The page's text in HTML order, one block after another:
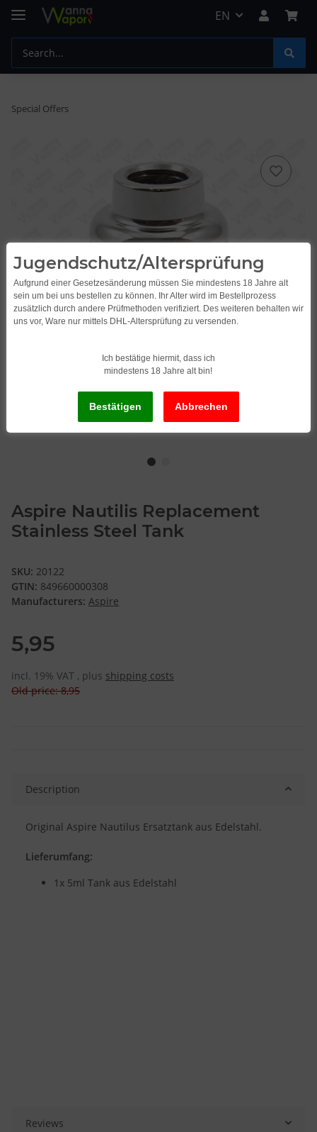
EN
Special Offers
Aspire Nautilis Replacement
Stainless Steel Tank
SKU: 20122
GTIN: 849660000308
Manufacturers: Aspire
5,95
incl. 19% VAT , plus shipping costs
Old price: 8,95
Description
Original Aspire Nautilus Ersatztank aus Edelstahl.
Lieferumfang:
1x 5ml Tank aus Edelstahl
Reviews
Jugendschutz/Altersprüfung
Aufgrund einer Gesetzesänderung müssen Sie mindestens 18 Jahre alt
sein um bei uns bestellen zu können. Ihr Alter wird im Bestellprozess
zusätzlich durch andere Prüfmethoden verifiziert. Des weiteren behalten wir
uns vor, Ware nur mittels DHL-Altersprüfung zu versenden.
Ich bestätige hiermit, dass ich
mindestens 18 Jahre alt bin!